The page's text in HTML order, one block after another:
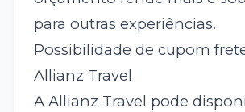
para outras experiências.
Possibilidade de cupom
Allianz Travel
A Allianz Travel pode